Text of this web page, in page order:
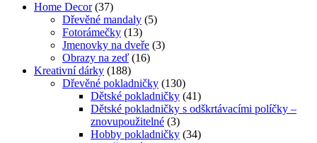
Home Decor (37)
Dřevěné mandaly (5)
Fotorámečky (13)
Jmenovky na dveře (3)
Obrazy na zeď (16)
Kreativní dárky (188)
Dřevěné pokladničky (130)
Dětské pokladničky (41)
Dětské pokladničky s odškrtávacími políčky –
znovupoužitelné (3)
Hobby pokladničky (34)